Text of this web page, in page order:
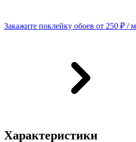
Закажите поклейку обоев от 250 ₽ /
Характеристики